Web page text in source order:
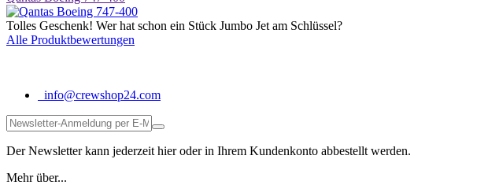
Tolles Geschenk! Wer hat schon ein Stück Jumbo Jet am Schlüssel?
Alle Produktbewertungen
info@crewshop24.com
Der Newsletter kann jederzeit hier oder in Ihrem Kundenkonto abbestellt werden.
Mehr über...